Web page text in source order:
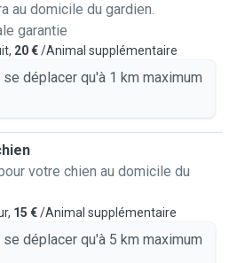
au domicile du gardien.
garantie
20 €/Animal supplémentaire
déplacer qu'à 1 km maximum
votre chien au domicile du
15 €/Animal supplémentaire
déplacer qu'à 5 km maximum